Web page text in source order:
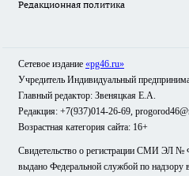
Редакционная политика
Сетевое издание «pg46.ru»
Учредитель Индивидуальный
Главный редактор: Звеняцкая Е.А.
Редакция: +7(937)014-26-69,
Возрастная категория сайта: 16+
Свидетельство о регистрации СМИ ЭЛ №
выдано Федеральной службой по